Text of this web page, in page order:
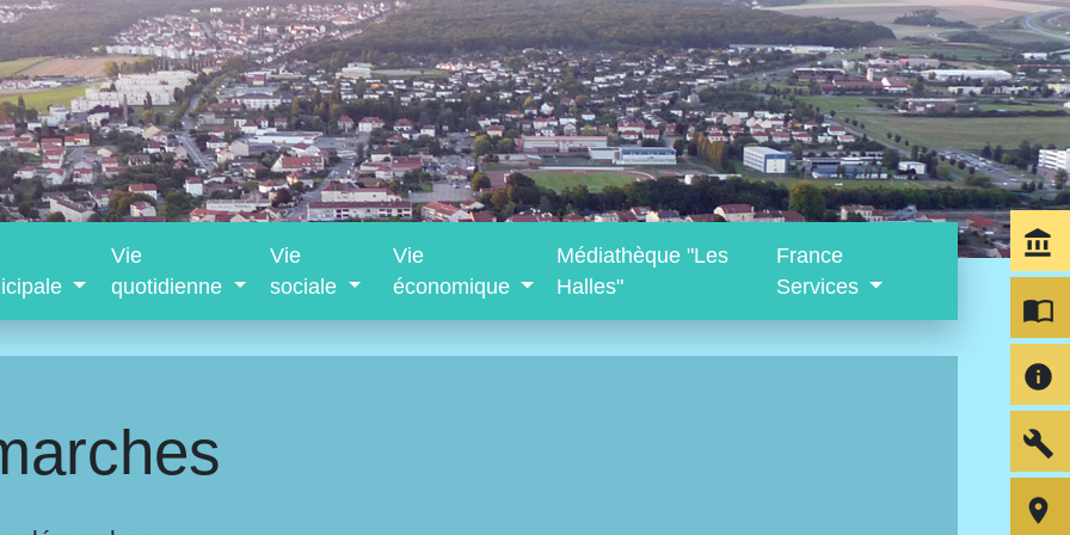
Vie
quotidienne
Vie
sociale
Vie
économique
Médiathèque "Les
Halles"
France
Services
account_balance
import_contacts
info
build
room